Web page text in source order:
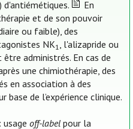
En
et de son pouvoir
ou faible), des
NK1, l'alizapride ou
administrés. En cas de
une chimiothérapie, des
en association à des
base de l’expérience clinique.
usageoff-label pour la